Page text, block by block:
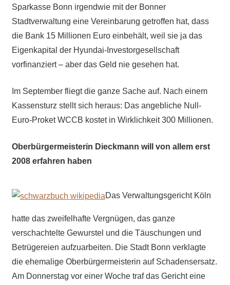
Sparkasse Bonn irgendwie mit der Bonner
Stadtverwaltung eine Vereinbarung getroffen hat, dass
die Bank 15 Millionen Euro einbehält, weil sie ja das
Eigenkapital der Hyundai-Investorgesellschaft
vorfinanziert – aber das Geld nie gesehen hat.
Im September fliegt die ganze Sache auf. Nach einem
Kassensturz stellt sich heraus: Das angebliche Null-
Euro-Proket WCCB kostet in Wirklichkeit 300 Millionen.
Oberbürgermeisterin Dieckmann will von allem erst
2008 erfahren haben
Das Verwaltungsgericht Köln
hatte das zweifelhafte Vergnügen, das ganze
verschachtelte Gewurstel und die Täuschungen und
Betrügereien aufzuarbeiten. Die Stadt Bonn verklagte
die ehemalige Oberbürgermeisterin auf Schadensersatz.
Am Donnerstag vor einer Woche traf das Gericht eine